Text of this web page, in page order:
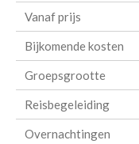
Vanaf prijs
Bijkomende kosten
Groepsgrootte
Reisbegeleiding
Overnachtingen